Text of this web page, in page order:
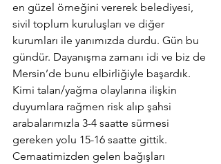
en güzel örneğini vererek belediyesi,
sivil toplum kuruluşları ve diğer
kurumları ile yanımızda durdu. Gün bu
gündür. Dayanışma zamanı idi ve biz de
Mersin’de bunu elbirliğiyle başardık.
Kimi talan/yağma olaylarına ilişkin
duyumlara rağmen risk alıp şahsi
arabalarımızla 3-4 saatte sürmesi
gereken yolu 15-16 saatte gittik.
Cemaatimizden gelen bağışları